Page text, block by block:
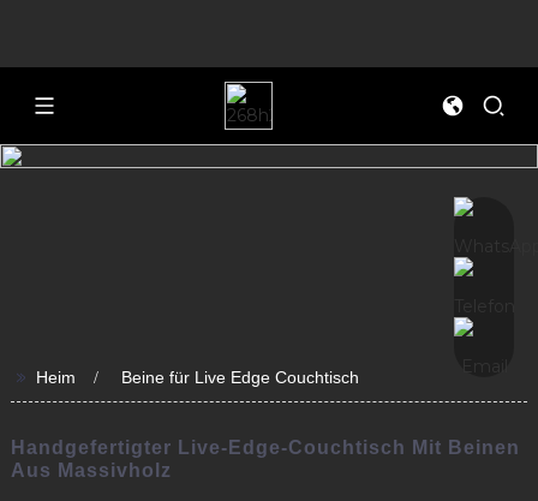
>> Heim Beine für Live Edge Couchtisch
Handgefertigter Live-Edge-Couchtisch Mit Beinen
Aus Massivholz